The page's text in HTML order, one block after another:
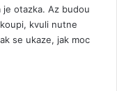
otazka. Az budou
kvuli nutne
se ukaze, jak moc